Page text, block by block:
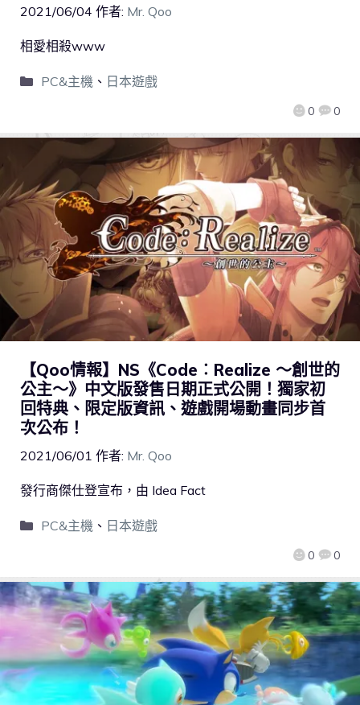
2021/06/04 作者: Mr. Qoo
0 0
相愛相殺www
PC&主機 、 日本遊戲
【Qoo情報】NS《Code︰Realize 〜創世的
公主〜》中文版發售日期正式公開！獨家初
回特典、限定版資訊、遊戲開場動畫同步首
次公布！
2021/06/01 作者: Mr. Qoo
0 0
發行商傑仕登宣布，由 Idea Fact
PC&主機 、 日本遊戲